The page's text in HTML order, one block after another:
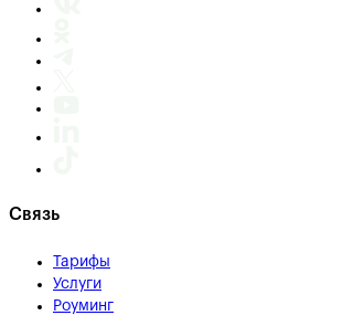
Связь
Тарифы
Услуги
Роуминг